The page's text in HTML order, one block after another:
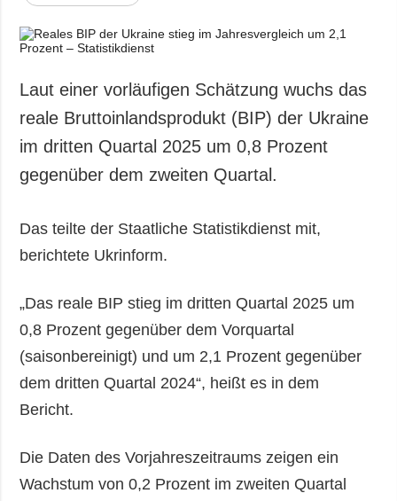
Laut einer vorläufigen Schätzung wuchs das
reale Bruttoinlandsprodukt (BIP) der Ukraine
im dritten Quartal 2025 um 0,8 Prozent
gegenüber dem zweiten Quartal.
Das teilte der Staatliche Statistikdienst mit,
berichtete Ukrinform.
„Das reale BIP stieg im dritten Quartal 2025 um
0,8 Prozent gegenüber dem Vorquartal
(saisonbereinigt) und um 2,1 Prozent gegenüber
dem dritten Quartal 2024“, heißt es in dem
Bericht.
Die Daten des Vorjahreszeitraums zeigen ein
Wachstum von 0,2 Prozent im zweiten Quartal